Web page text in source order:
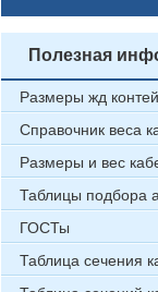
Полезная
Размеры жд
Справочник веса
Размеры и вес
Таблицы подбора
ГОСТы
Таблица сечения